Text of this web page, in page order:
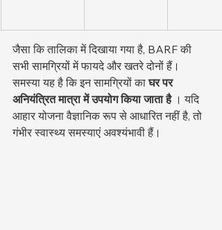
जैसा कि तालिका में दिखाया गया है, BARF की
सभी सामग्रियों में फायदे और खतरे दोनों हैं।
समस्या यह है कि इन सामग्रियों का घर पर
अनियंत्रित मात्रा में उपयोग किया जाता है । यदि
आहार योजना वैज्ञानिक रूप से आधारित नहीं है, तो
गंभीर स्वास्थ्य समस्याएं अवश्यंभावी हैं।